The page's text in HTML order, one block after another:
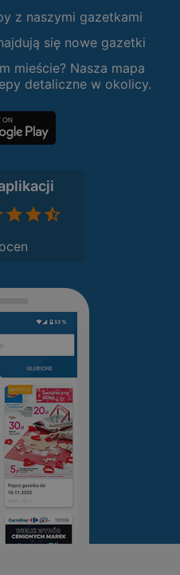
z naszymi gazetkami
się nowe gazetki
mieście? Nasza mapa
detaliczne w okolicy.